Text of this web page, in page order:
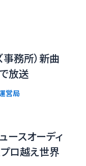
務所）新曲
放送
営局
ースオーディ
ロ越え世界